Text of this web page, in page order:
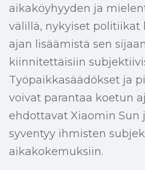
aikaköyhyyden ja
välillä, nykyiset politiikat
ajan lisäämistä sen
kiinnitettäisiin
Työpaikkasäädökset ja
voivat parantaa koetun
ehdottavat Xiaomin Sun
syventyy ihmisten
aikakokemuksiin.